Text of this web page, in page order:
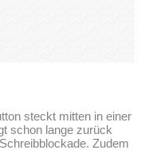
steckt mitten in einer
schon lange zurück
Zudem